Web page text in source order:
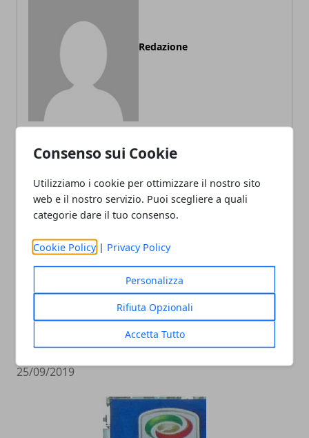
Consenso sui Cookie
Utilizziamo i cookie per ottimizzare il nostro sito
web e il nostro servizio. Puoi scegliere a quali
categorie dare il tuo consenso.
Cookie Policy | Privacy Policy
Personalizza
Rifiuta Opzionali
Accetta Tutto
Redazione
ARTICOLI CORRELATI
L'importanza della manutenzione per
un campo sportivo
25/09/2019